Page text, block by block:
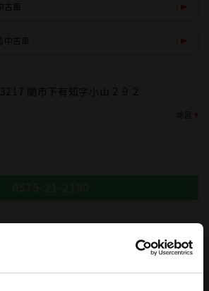
古車
中古車
関市下有知字小山２９２
この販売店のウェブサイトはこちら